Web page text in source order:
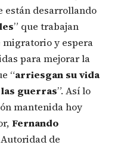
están desarrollando
” que trabajan
y espera
para mejorar la
“arriesgan su vida
guerras”. Así lo
mantenida hoy
Fernando
de